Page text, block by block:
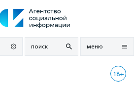
поиск меню
18+